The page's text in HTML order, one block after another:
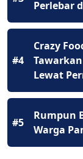
Perlebar
#4
Crazy
Lewat
#5
Rumpun
Warga